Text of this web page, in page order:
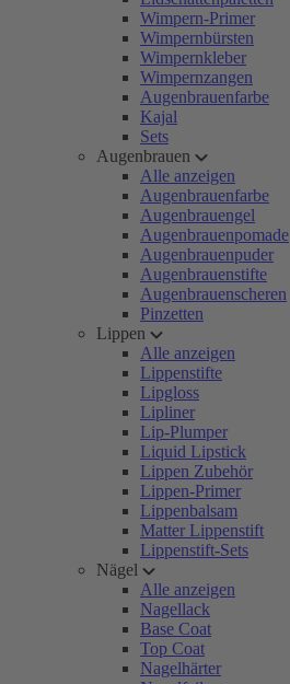
Wimpern-Primer
Wimpernbürsten
Wimpernkleber
Wimpernzangen
Augenbrauenfarbe
Kajal
Sets
Augenbrauen
Alle anzeigen
Augenbrauenfarbe
Augenbrauengel
Augenbrauenpomade
Augenbrauenpuder
Augenbrauenstifte
Augenbrauenscheren
Pinzetten
Lippen
Alle anzeigen
Lippenstifte
Lipgloss
Lipliner
Lip-Plumper
Liquid Lipstick
Lippen Zubehör
Lippen-Primer
Lippenbalsam
Matter Lippenstift
Lippenstift-Sets
Nägel
Alle anzeigen
Nagellack
Base Coat
Top Coat
Nagelhärter